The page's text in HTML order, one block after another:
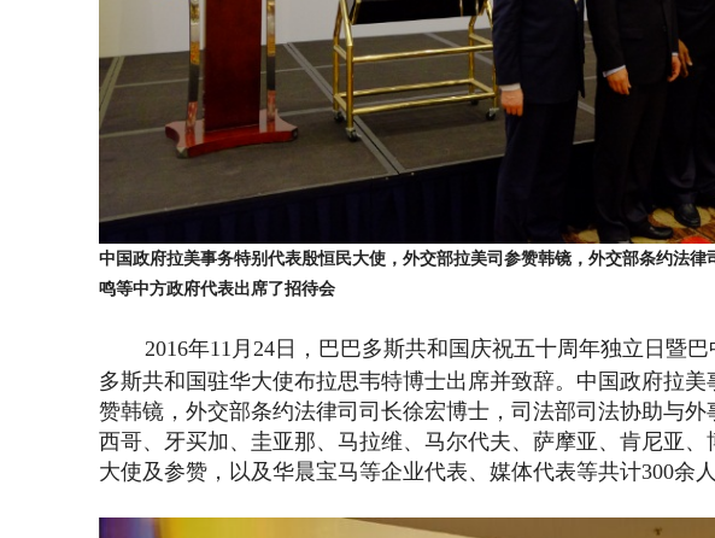
中国政府拉美事务特别代表殷恒民大使，外交部拉美司参赞韩镜，外交部条约法
鸣等中方政府代表出席了招待会
2016年11月24日，巴巴多斯共和国庆祝五十周年独立日暨
多斯共和国驻华大使布拉思韦特博士出席并致辞。中国政府拉
赞韩镜，外交部条约法律司司长徐宏博士，司法部司法协助与
西哥、牙买加、圭亚那、马拉维、马尔代夫、萨摩亚、肯尼亚
大使及参赞，以及华晨宝马等企业代表、 媒体代表等共计300余人